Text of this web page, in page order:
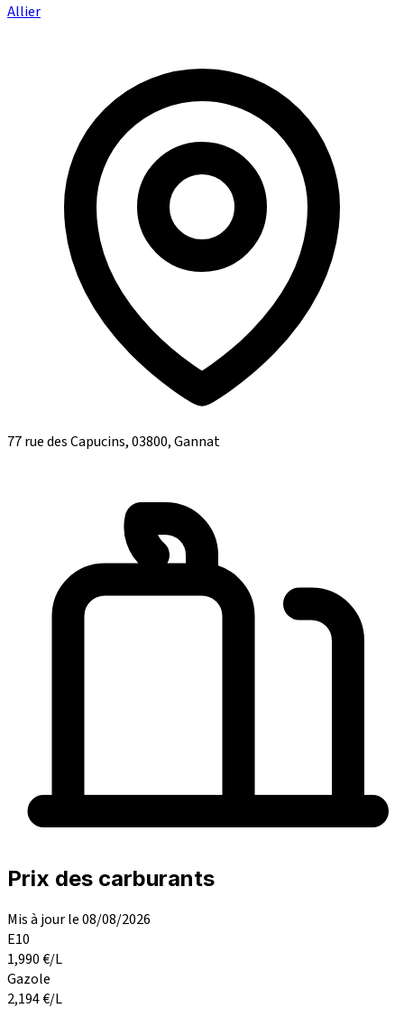
Allier
77 rue des Capucins, 03800, Gannat
Prix des carburants
Mis à jour le 08/08/2026
E10
1,990€/L
Gazole
2,194€/L